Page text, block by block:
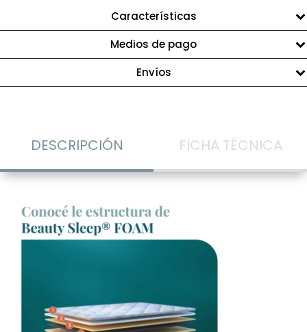
Características
Medios de pago
Envíos
DESCRIPCIÓN FICHA TÉCNICA